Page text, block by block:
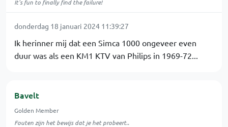
It's fun to finally find the failure!
donderdag 18 januari 2024 11:39:27
Ik herinner mij dat een Simca 1000 ongeveer even
duur was als een KM1 KTV van Philips in 1969-72...
Bavelt
Golden Member
Fouten zijn het bewijs dat je het probeert..